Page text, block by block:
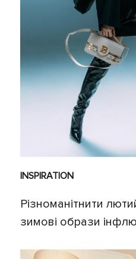
INSPIRATION
Різноманітнити
зимові образи